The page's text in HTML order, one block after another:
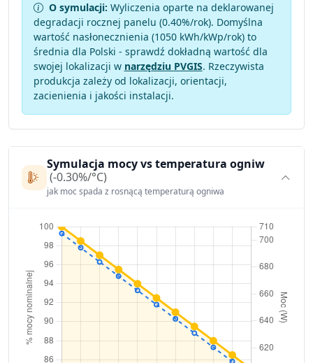
O symulacji: Wyliczenia oparte na deklarowanej
degradacji rocznej panelu (0.40%/rok). Domyślna
wartość nasłonecznienia (1050 kWh/kWp/rok) to
średnia dla Polski - sprawdź dokładną wartość dla
swojej lokalizacji w narzędziu PVGIS. Rzeczywista
produkcja zależy od lokalizacji, orientacji,
zacienienia i jakości instalacji.
Symulacja mocy vs temperatura ogniw
(-0.30%/°C)
jak moc spada z rosnącą temperaturą ogniwa